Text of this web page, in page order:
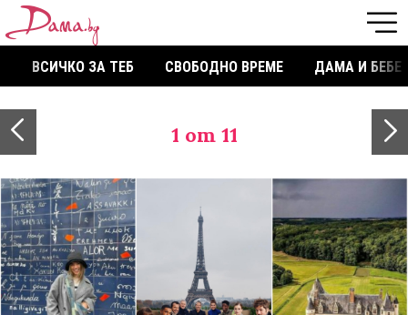
ВСИЧКО ЗА ТЕБ СВОБОДНО ВРЕМЕ ДАМА И БЕБЕ
1 от 11